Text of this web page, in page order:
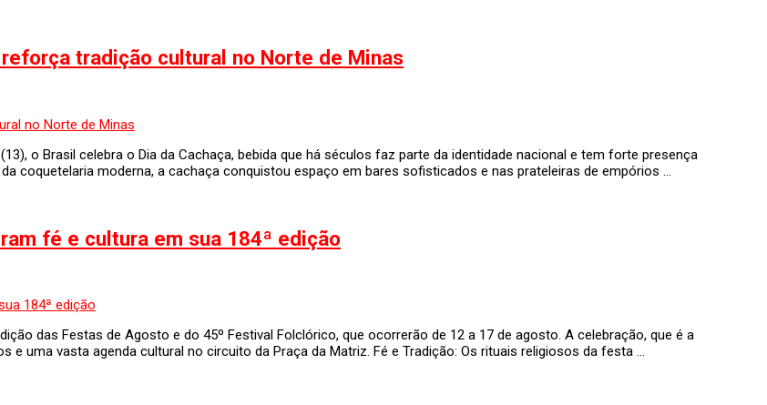
tradição cultural no Norte de Minas
o Brasil celebra o Dia da Cachaça, bebida que há séculos faz parte da identidade nacional e tem forte presença
coquetelaria moderna, a cachaça conquistou espaço em bares sofisticados e nas prateleiras de empórios …
fé e cultura em sua 184ª edição
das Festas de Agosto e do 45º Festival Folclórico, que ocorrerão de 12 a 17 de agosto. A celebração, que é a
uma vasta agenda cultural no circuito da Praça da Matriz. Fé e Tradição: Os rituais religiosos da festa …